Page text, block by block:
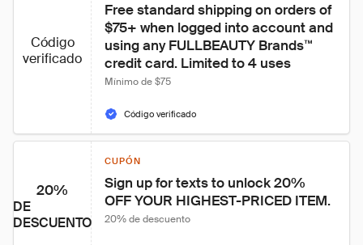
Código
verificado
Free standard shipping on orders of
$75+ when logged into account and
using any FULLBEAUTY Brands™
credit card. Limited to 4 uses
Mínimo de $75
Código verificado
20%
DE
DESCUENTO
CUPÓN
Sign up for texts to unlock 20%
OFF YOUR HIGHEST-PRICED ITEM.
20% de descuento